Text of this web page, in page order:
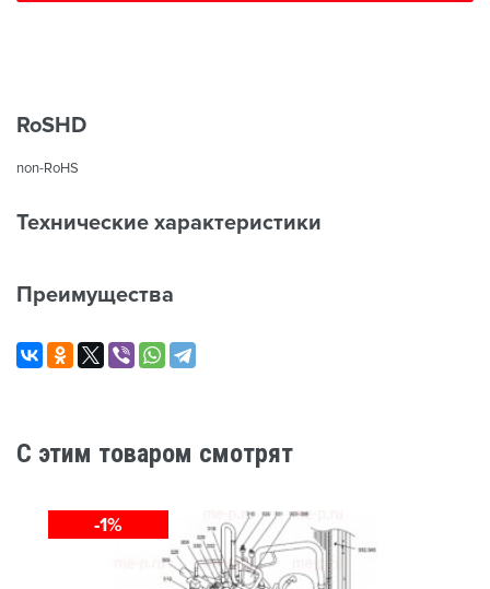
RoSHD
non-RoHS
Технические характеристики
Преимущества
C этим товаром смотрят
-1%